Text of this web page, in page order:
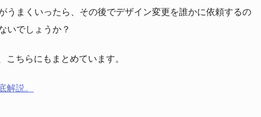
うまくいったら、その後でデザイン変更を誰かに依頼するの
いでしょうか？
ちらにもまとめています。
解説。